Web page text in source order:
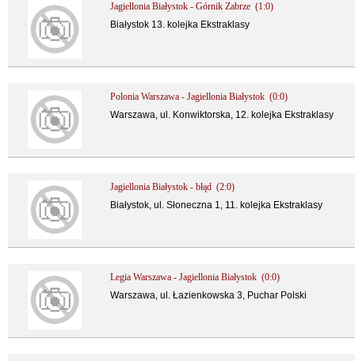
Jagiellonia Białystok - Górnik Zabrze (1:0)
Białystok 13. kolejka Ekstraklasy
Polonia Warszawa - Jagiellonia Białystok (0:0)
Warszawa, ul. Konwiktorska, 12. kolejka Ekstraklasy
Jagiellonia Białystok - błąd (2:0)
Białystok, ul. Słoneczna 1, 11. kolejka Ekstraklasy
Legia Warszawa - Jagiellonia Białystok (0:0)
Warszawa, ul. Łazienkowska 3, Puchar Polski